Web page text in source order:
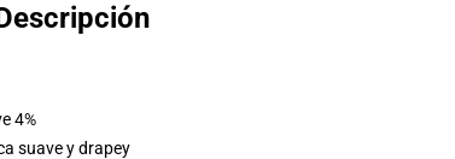
4%
suave y drapey